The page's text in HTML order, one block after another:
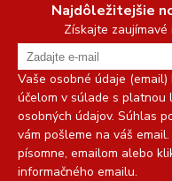
Najdôležitejšie
Získajte zaujímavé
Vaše osobné údaje
účelom v súlade s platnou
osobných údajov. Súhlas
vám pošleme na váš
písomne, emailom alebo
informačného emailu.